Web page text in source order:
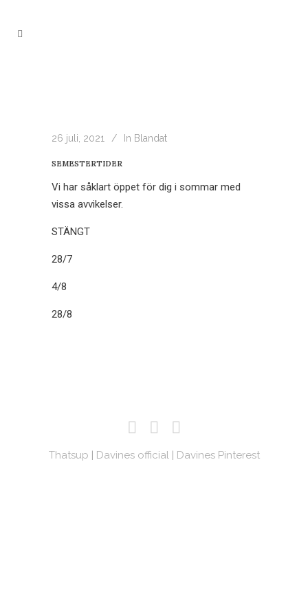
26 juli, 2021 In Blandat
SEMESTERTIDER
Vi har såklart öppet för dig i sommar med
vissa avvikelser.
STÄNGT
28/7
4/8
28/8
Thatsup | Davines official| Davines Pinterest